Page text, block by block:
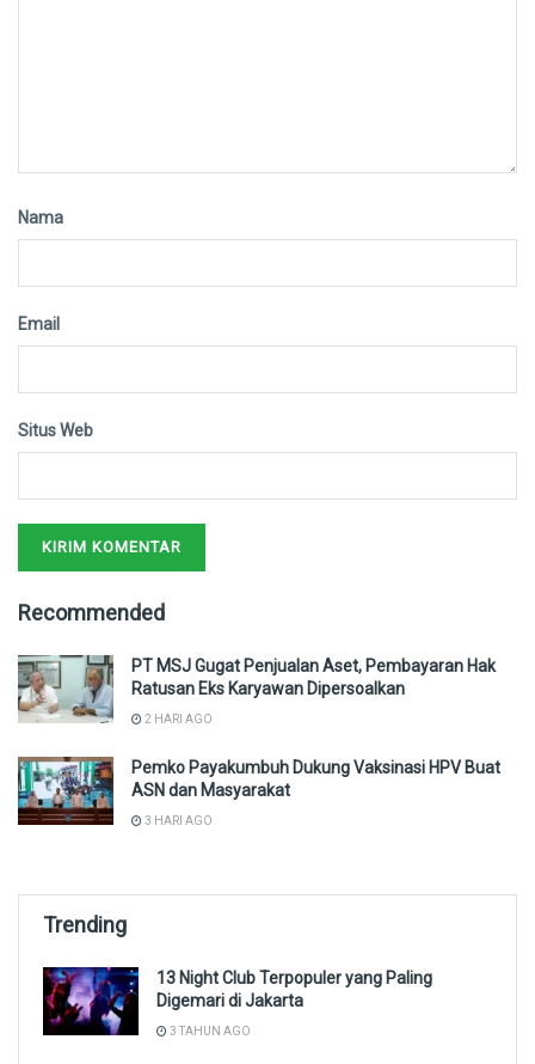
Nama
Email
Situs Web
Recommended
PT MSJ Gugat Penjualan Aset, Pembayaran Hak
Ratusan Eks Karyawan Dipersoalkan
2 HARI AGO
Pemko Payakumbuh Dukung Vaksinasi HPV Buat
ASN dan Masyarakat
3 HARI AGO
Trending
13 Night Club Terpopuler yang Paling
Digemari di Jakarta
3 TAHUN AGO